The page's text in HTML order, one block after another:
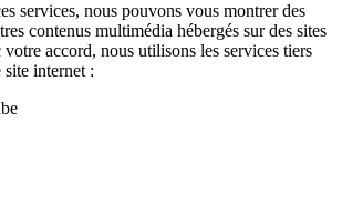
services, nous pouvons vous montrer des
contenus multimédia hébergés sur des sites
votre accord, nous utilisons les services tiers
site internet :